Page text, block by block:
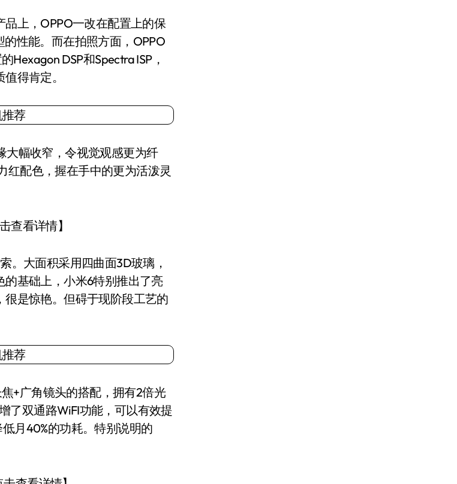
上，OPPO一改在配置上的保
的性能。而在拍照方面，OPPO
Hexagon DSP和Spectra ISP，
得肯定。
幅收窄，令视觉观感更为纤
红配色，握在手中的更为活泼灵
看详情】
大面积采用四曲面3D玻璃，
基础上，小米6特别推出了亮
是惊艳。但碍于现阶段工艺的
+广角镜头的搭配，拥有2倍光
了双通路WiFI功能，可以有效提
月40%的功耗。特别说明的